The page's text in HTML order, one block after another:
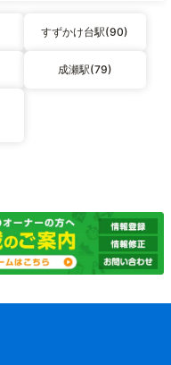
すずかけ台駅(90)
成瀬駅(79)